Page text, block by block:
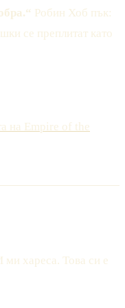
Робин Хоб пък:
се преплитат като
на Empire of the
ми хареса. Това си е